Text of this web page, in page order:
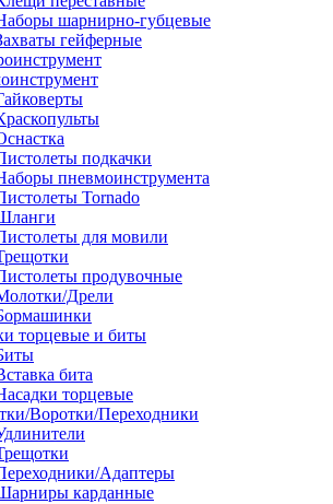
шарнирно-губцевые
гейферные
подкачки
пневмоинструмента
Tornado
для мовили
продувочные
Дрели
торцевые и биты
бита
торцевые
Воротки/Переходники
Адаптеры
карданные